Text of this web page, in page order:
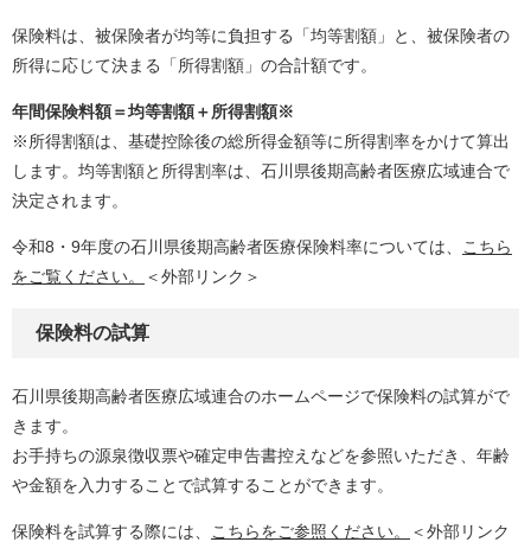
保険料は、被保険者が均等に負担する「均等割額」と、被保険者の
所得に応じて決まる「所得割額」の合計額です。
年間保険料額＝均等割額＋所得割額※
※所得割額は、基礎控除後の総所得金額等に所得割率をかけて算出
します。均等割額と所得割率は、石川県後期高齢者医療広域連合で
決定されます。
令和8・9年度の石川県後期高齢者医療保険料率については、
こちら
をご覧ください。
＜外部リンク＞
保険料の試算
石川県後期高齢者医療広域連合のホームページで保険料の試算がで
きます。
お手持ちの源泉徴収票や確定申告書控えなどを参照いただき、年齢
や金額を入力することで試算することができます。
保険料を試算する際には、 こちらをご参照ください。
＜外部リンク